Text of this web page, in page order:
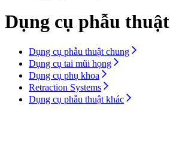
Dụng cụ phẫu thuật
Dụng cụ phẫu thuật chung
Dụng cụ tai mũi họng
Dụng cụ phụ khoa
Retraction Systems
Dụng cụ phẫu thuật khác